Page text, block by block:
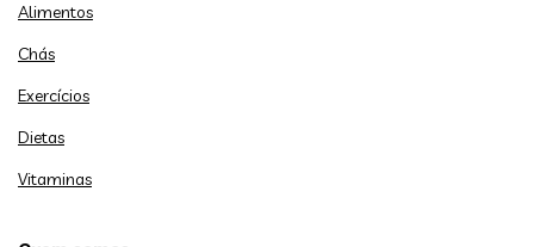
Alimentos
Chás
Exercícios
Dietas
Vitaminas